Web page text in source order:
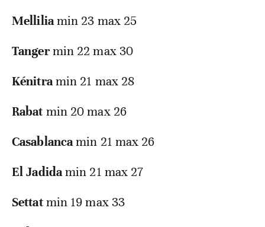
Melliliamin 23 max 25
Tangermin 22 max 30
Kénitramin 21 max 28
Rabat min 20 max 26
Casablancamin 21 max 26
El Jadidamin 21 max 27
Settatmin 19 max 33